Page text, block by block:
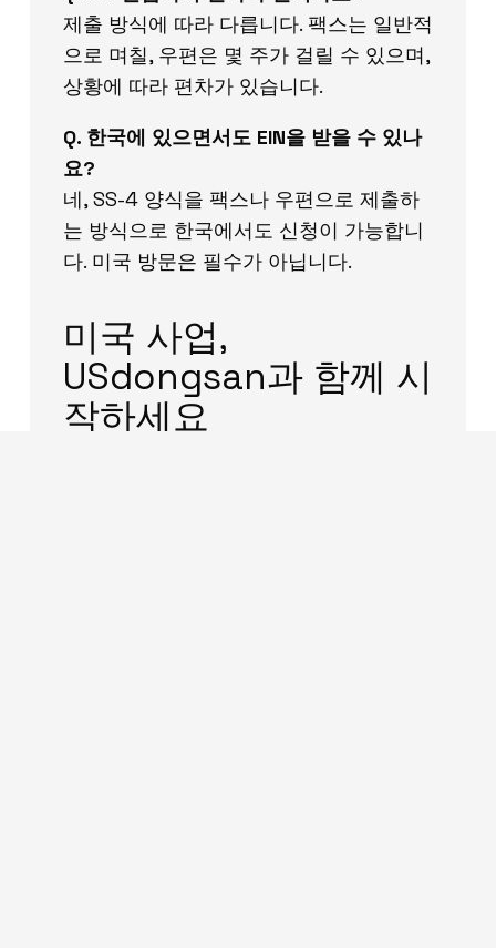
제출 방식에 따라 다릅니다. 팩스는 일반적
으로 며칠, 우편은 몇 주가 걸릴 수 있으며,
상황에 따라 편차가 있습니다.
Q. 한국에 있으면서도 EIN을 받을 수 있나
요?
네, SS-4 양식을 팩스나 우편으로 제출하
는 방식으로 한국에서도 신청이 가능합니
다. 미국 방문은 필수가 아닙니다.
미국 사업,
USdongsan과 함께 시
작하세요